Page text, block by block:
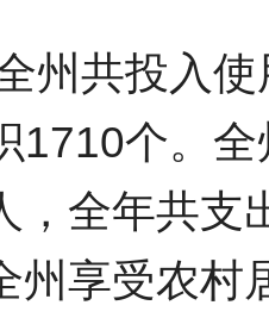
州共投入
1710个。
，全年共支
州享受农村